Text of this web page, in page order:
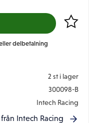
Lägg
delbetalning
2 st i lager
300098-B
Intech Racing
Intech Racing